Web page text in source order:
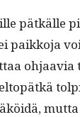
pätkälle
paikko­ja
ohjaavia